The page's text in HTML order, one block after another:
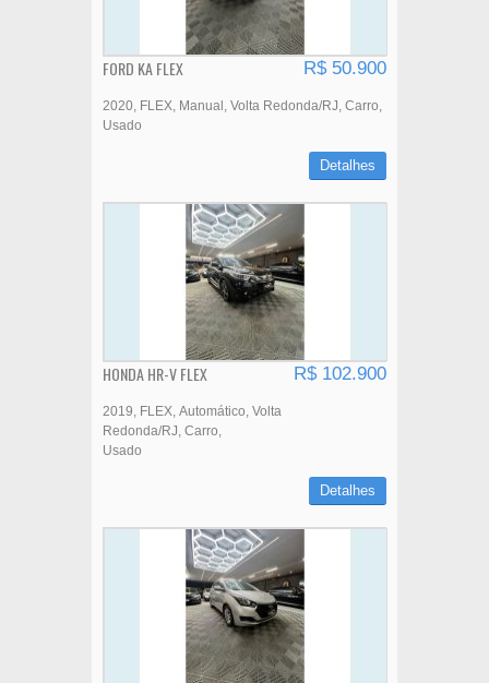
FORD KA FLEX R$ 50.900
2020 FLEX Manual Volta Redonda/RJ Carro
Usado
Detalhes
HONDA HR-V FLEX R$ 102.900
2019 FLEX Automático Volta
Redonda/RJ Carro
Usado
Detalhes